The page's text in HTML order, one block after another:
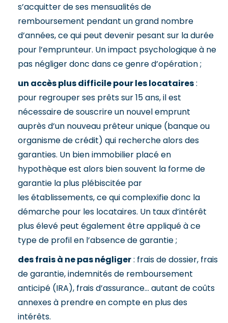
s’acquitter de ses mensualités de
remboursement pendant un grand nombre
d’années, ce qui peut devenir pesant sur la durée
pour l’emprunteur. Un impact psychologique à ne
pas négliger donc dans ce genre d’opération ;
un accès plus difficile pour les locataires:
pour regrouper ses prêts sur 15 ans, il est
nécessaire de souscrire un nouvel emprunt
auprès d’un nouveau prêteur unique (banque ou
organisme de crédit) qui recherche alors des
garanties. Un bien immobilier placé en
hypothèque est alors bien souvent la forme de
garantie la plus plébiscitée par
les établissements, ce qui complexifie donc la
démarche pour les locataires. Un taux d’intérêt
plus élevé peut également être appliqué à ce
type de profil en l’absence de garantie ;
des frais à ne pas négliger: frais de dossier, frais
de garantie, indemnités de remboursement
anticipé (IRA), frais d’assurance… autant de coûts
annexes à prendre en compte en plus des
intérêts.